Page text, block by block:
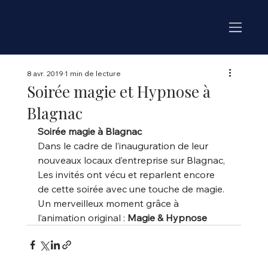
Soirée magie et Hypnose à
Blagnac
8 avr. 20191 min de lecture
Soirée magie à Blagnac
Dans le cadre de l’inauguration de leur
nouveaux locaux d’entreprise sur Blagnac,
Les invités ont vécu et reparlent encore
de cette soirée avec une touche de magie.
Un merveilleux moment grâce à
l’animation original : Magie & Hypnose